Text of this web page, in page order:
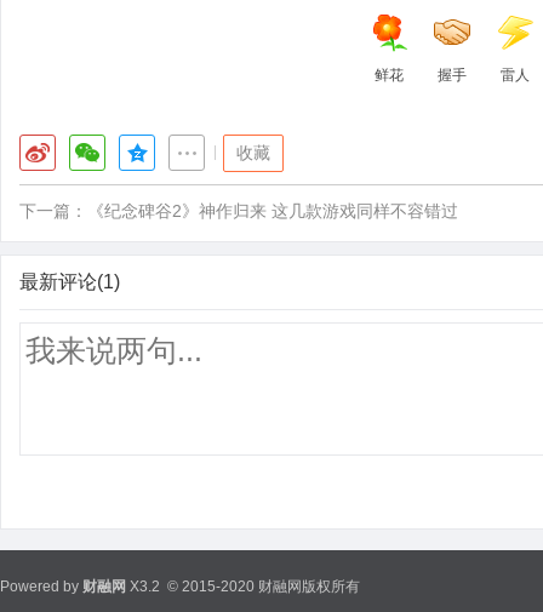
鲜花 握手 雷人
收藏
下一篇： 《纪念碑谷2》神作归来 这几款游戏同样不容错过
最新评论(1)
Powered by 财融网 X3.2 © 2015-2020 财融网版权所有